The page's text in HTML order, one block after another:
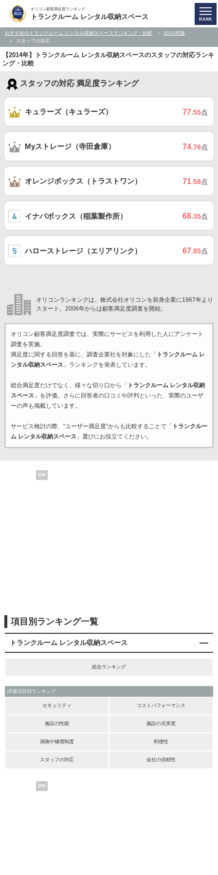
オリコン顧客満足度ランキング
トランクルーム レンタル収納スペース
おすすめのトランクルーム レンタル収納スペースランキング・比較
2014年版
スタッフの対応
【2014年】トランクルーム レンタル収納スペースのスタッフの対応ランキ
ング・比較
スタッフの対応 満足度ランキング
キュラーズ（キュラーズ） 77.55点
Myストレージ（寺田倉庫） 74.76点
オレンジボックス（トラストワン） 71.58点
イナバボックス（稲葉製作所） 68.35点
ハローストレージ（エリアリンク） 67.85点
オリコンランキングは、株式会社オリコンを前身企業に1967年より
スタート。2006年からは顧客満足度調査を開始。
オリコン顧客満足度調査では、実際にサービスを利用した 人にアンケート
調査を実施。
満足度に関する回答を基に、調査企業社を対象にした「
トランクルーム レ
ンタル収納スペース 」ランキングを発表しています。
総合満足度だけでなく、様々な切り口から「
トランクルーム レンタル収納
スペース 」を評価。さらに回答者の口コミや評判といった、実際のユーザ
ーの声も掲載しています。
サービス検討の際、“ユーザー満足度”からも比較することで「
トランクルー
ム レンタル収納スペース 」選びにお役立てください。
PR
項目別ランキング一覧
トランクルーム レンタル収納スペース
総合ランキング
評価項目別ランキング
セキュリティ コストパフォーマンス
施設の性能 施設の充実度
保険や補償制度 利便性
スタッフの対応 会社の信頼性
PR